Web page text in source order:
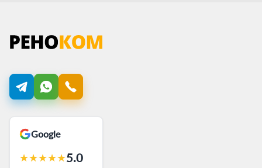
Google
★★★★★5.0